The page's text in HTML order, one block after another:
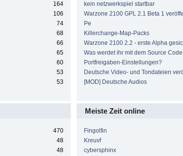
164
106
74
68
66
65
60
53
53
kein netzwerkspiel startbar
Warzone 2100 GPL 2.1 Beta 1
Pe
Killerchange-Map-Packs
Warzone 2100 2.2 - erste Alpha
Was werdet ihr mit dem Source
Portfreigaben-Einstellungen?
Deutsche Video- und Tondateien
[MOD] Deutsche Audios
470
48
48
Meiste Zeit online
Fingolfin
Kreuvf
cybersphinx